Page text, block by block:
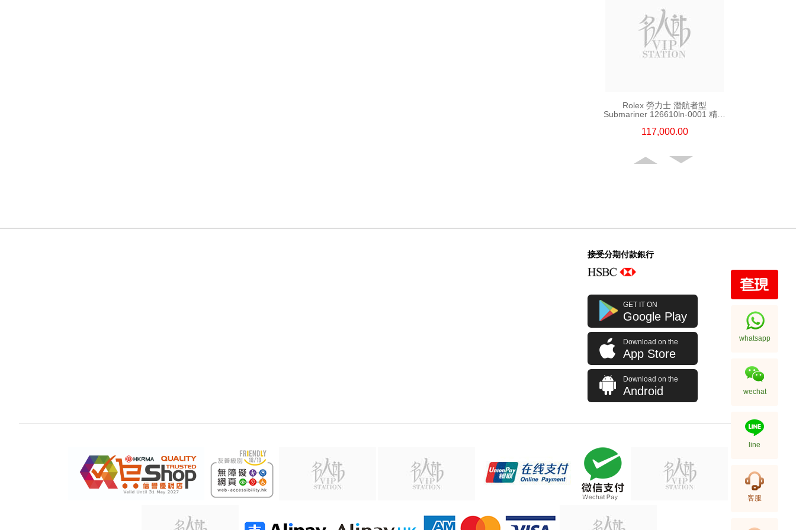
Rolex 勞力士 潛航者型
Submariner 126610ln-0001 精鋼
117,000.00
Rolex 勞力士 格林尼治型 Ii Gmt-
Master Ii 126710blro-0001 精鋼
百事圈
256,000.00
Rolex 勞力士 格林尼治型 Ii Gmt-
接受分期付款銀行
GET IT ON
Google Play
Download on the
App Store
Download on the
Android
whatsapp
wechat
line
客服